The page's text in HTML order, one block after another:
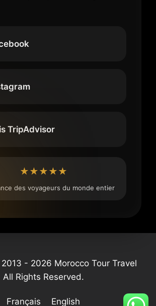
TripAdvisor
★★★★★
des voyageurs du monde entier
- 2026 Morocco Tour Travel
All Rights Reserved.
Français English